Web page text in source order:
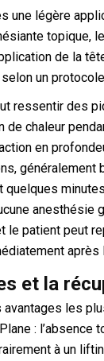
une légère
topique,
de la
un
ressentir des
de chaleur
en
généralement
quelques
anesthésie
le patient peut
après
et la
avantages les
: l’absence
à un